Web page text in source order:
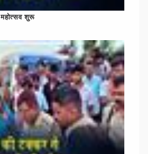
महोत्सव शुरू